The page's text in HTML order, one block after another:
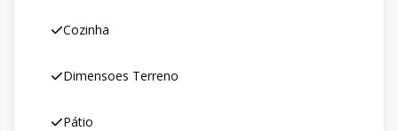
Cozinha
Dimensoes Terreno
Pátio